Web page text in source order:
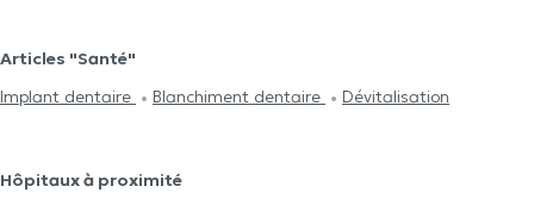
Articles "Santé"
Implant dentaire
Blanchiment dentaire Dévitalisation
Hôpitaux à proximité